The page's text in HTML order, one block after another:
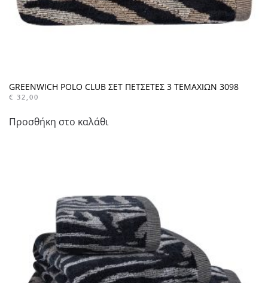
GREENWICH POLO CLUB ΣΕΤ ΠΕΤΣΕΤΕΣ 3 ΤΕΜΑΧΙΩΝ 3098
€ 32,00
Προσθήκη στο καλάθι